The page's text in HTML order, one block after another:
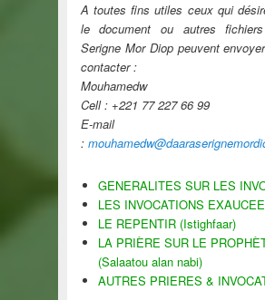
A toutes fins utiles ceux qui
le document ou autres
Serigne Mor Diop peuvent
contacter :
Mouhamedw
Cell : +221 77 227 66 99
E-mail
:
GENERALITES SUR LES
LES INVOCATIONS
LE REPENTIR (Istighfaar)
LA PRIÈRE SUR LE
(Salaatou alan nabi)
AUTRES PRIERES &